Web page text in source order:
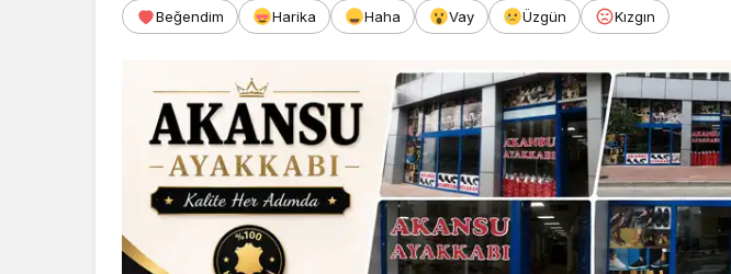
Beğendim Harika Haha Vay Üzgün Kızgın